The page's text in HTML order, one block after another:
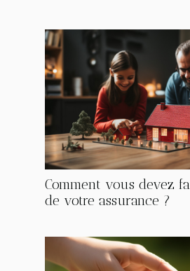
Comment vous devez
de votre assurance ?